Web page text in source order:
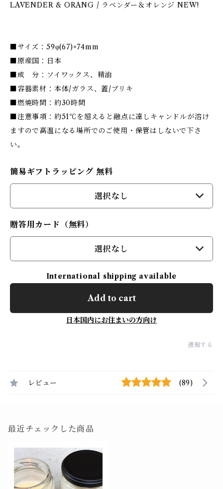
LAVENDER & ORANG / ラベンダー＆オレンジ NEW!
■サイズ：59φ(67)×74mm
■原産国：日本
■成 分：ソイワックス、精油
■容器素材：本体/ガラス、蓋/ブリキ
■燃焼時間：約30時間
■注意事項：約51℃を超えると融点に達しキャンドルが溶け
ますので高温になる場所でのご使用・保管はしないで下さ
い。
簡易ギフトラッピング 無料
選択なし
贈答用カード（無料）
選択なし
International shipping available
Add to cart
日本国内にお住まいの方向け
通報する
レビュー (89)
最近チェックした商品